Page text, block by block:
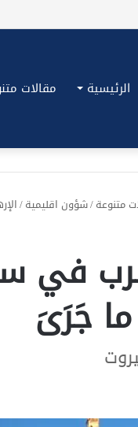
الرئيسية مقالات
متنوعة/شؤون اقليمية/
في
جَرَىَ